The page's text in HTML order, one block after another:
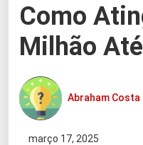
Como
Milhão
Abraham Costa
março 17, 2025